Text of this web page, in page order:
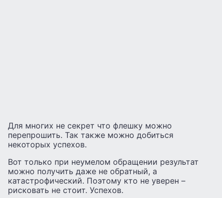
Для многих не секрет что флешку можно
перепрошить. Так также можно добиться
некоторых успехов.
Вот только при неумелом обращении результат
можно получить даже не обратный, а
катастрофический. Поэтому кто не уверен –
рисковать не стоит. Успехов.